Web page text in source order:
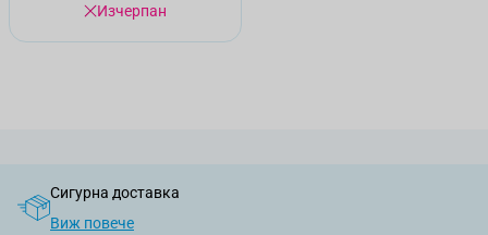
Изчерпан
Сигурна доставка
Виж повече